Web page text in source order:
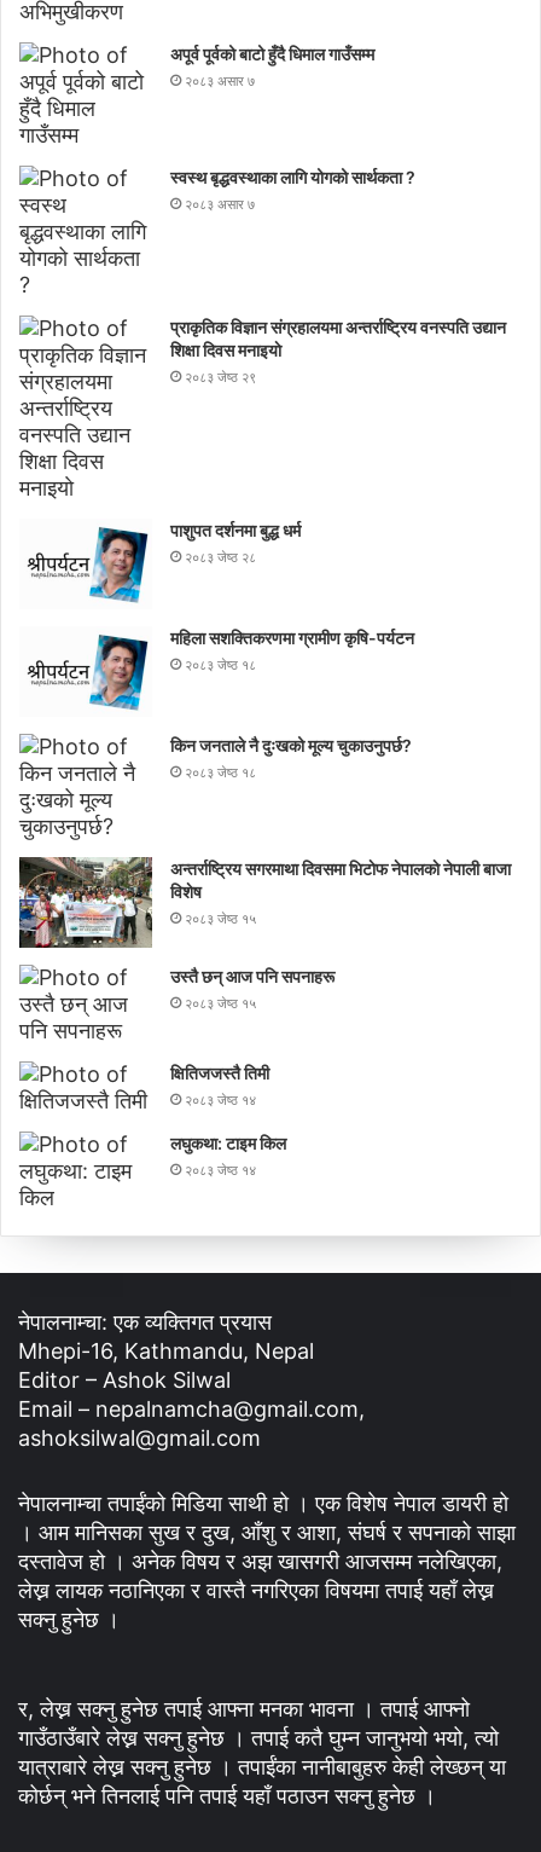
अपूर्व पूर्वको बाटो हुँदै धिमाल गाउँसम्म
२०८३ असार ७
स्वस्थ बृद्धवस्थाका लागि योगको सार्थकता ?
२०८३ असार ७
प्राकृतिक विज्ञान संग्रहालयमा अन्तर्राष्ट्रिय वनस्पति उद्यान
शिक्षा दिवस मनाइयाे
२०८३ जेष्ठ २९
पाशुपत दर्शनमा बुद्ध धर्म​
२०८३ जेष्ठ २८
महिला सशक्तिकरणमा ग्रामीण कृषि-पर्यटन
२०८३ जेष्ठ १८
किन जनताले नै दुःखको मूल्य चुकाउनुपर्छ?
२०८३ जेष्ठ १८
अन्तर्राष्ट्रिय सगरमाथा दिवसमा भिटाेफ नेपालकाे नेपाली बाजा
विशेष
२०८३ जेष्ठ १५
उस्तै छन् आज पनि सपनाहरू
२०८३ जेष्ठ १५
क्षितिजजस्तै तिमी
२०८३ जेष्ठ १४
लघुकथा: टाइम किल
२०८३ जेष्ठ १४
नेपालनाम्चा: एक व्यक्तिगत प्रयास
Mhepi-16, Kathmandu, Nepal
Editor – Ashok Silwal
Email – nepalnamcha@gmail.com,
ashoksilwal@gmail.com
नेपालनाम्चा तपाईंको मिडिया साथी हो । एक विशेष नेपाल डायरी हो
। आम मानिसका सुख र दुख, आँशु र आशा, संघर्ष र सपनाको साझा
दस्तावेज हो । अनेक विषय र अझ खासगरी आजसम्म नलेखिएका,
लेख्न लायक नठानिएका र वास्तै नगरिएका विषयमा तपाई यहाँ लेख्न
सक्नु हुनेछ ।
र, लेख्न सक्नु हुनेछ तपाई आफ्ना मनका भावना । तपाई आफ्नो
गाउँठाउँबारे लेख्न सक्नु हुनेछ । तपाई कतै घुम्न जानुभयो भयो, त्यो
यात्राबारे लेख्न सक्नु हुनेछ । तपाईंका नानीबाबुहरु केही लेख्छन् या
कोर्छन् भने तिनलाई पनि तपाई यहाँ पठाउन सक्नु हुनेछ ।